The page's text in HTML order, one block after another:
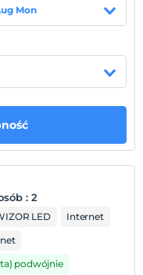
mapie
Mon
: 2
LED
Internet
podwójnie